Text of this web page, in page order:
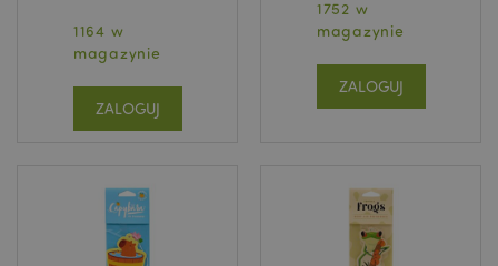
1164 w
magazynie
ZALOGUJ
1752 w
magazynie
ZALOGUJ